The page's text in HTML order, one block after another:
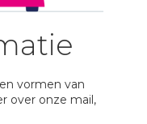
vormen van
over onze mail,